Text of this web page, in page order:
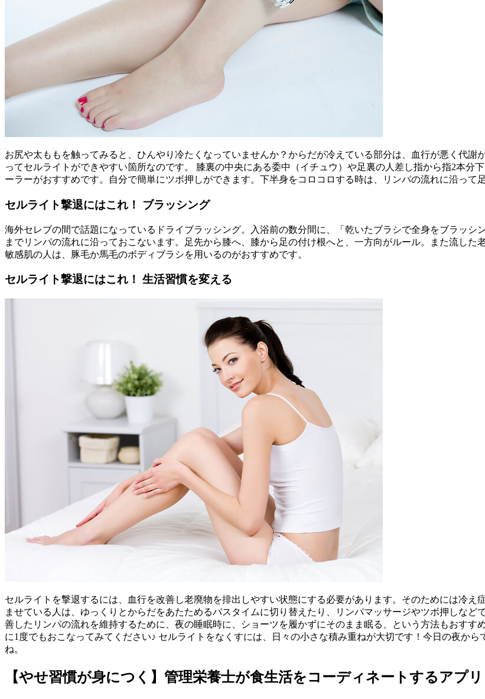
お尻や太ももを触ってみると、ひんやり冷たくなっていませんか？からだが冷えている部分は、血行が悪く代
ってセルライトができやすい箇所なのです。 膝裏の中央にある委中（イチュウ）や足裏の人差し指から指2本分
ーラーがおすすめです。自分で簡単にツボ押しができます。下半身をコロコロする時は、リンパの流れに沿って
セルライト撃退にはこれ！ ブラッシング
海外セレブの間で話題になっているドライブラッシング。入浴前の数分間に、「乾いたブラシで全身をブラッシ
までリンパの流れに沿っておこないます。足先から膝へ、膝から足の付け根へと、一方向がルール。また流した
敏感肌の人は、豚毛か馬毛のボディブラシを用いるのがおすすめです。
セルライト撃退にはこれ！ 生活習慣を変える
セルライトを撃退するには、血行を改善し老廃物を排出しやすい状態にする必要があります。そのためには冷
ませている人は、ゆっくりとからだをあたためるバスタイムに切り替えたり、リンパマッサージやツボ押しな
善したリンパの流れを維持するために、夜の睡眠時に、ショーツを履かずにそのまま眠る、という方法もおす
に1度でもおこなってみてください♪ セルライトをなくすには、日々の小さな積み重ねが大切です！今日の夜か
ね。
【やせ習慣が身につく】管理栄養士が食生活をコーディネートするアプリ